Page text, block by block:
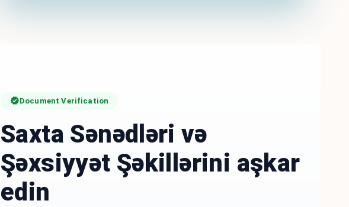
Document Verification
Saxta Sənədləri və
Şəxsiyyət Şəkillərini aşkar
edin